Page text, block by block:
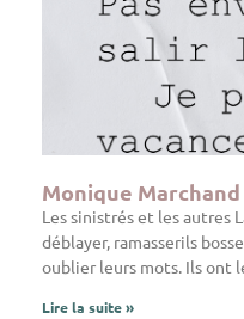
Monique Marchand
Les sinistrés et les autres
déblayer, ramasserils
oublier leurs mots. Ils ont
Lire la suite »